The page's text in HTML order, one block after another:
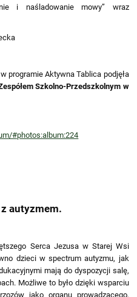
i naśladowanie mowy” wraz
programie Aktywna Tablica podjęła
Szkolno-Przedszkolnym w
#photos:album:224
autyzmem.
Serca Jezusa w Starej Wsi
dzieci w spectrum autyzmu, jak
mają do dyspozycji salę,
Możliwe to było dzięki wsparciu
jako organu prowadzącego,